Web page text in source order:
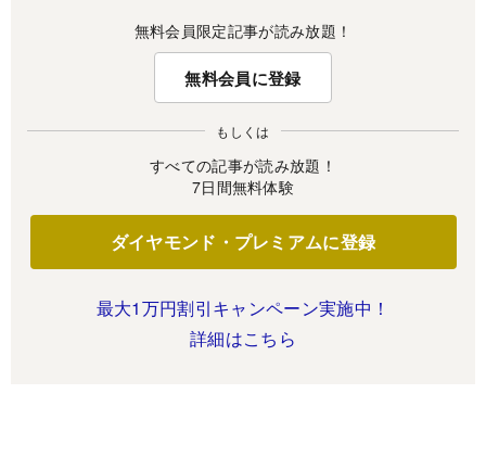
無料会員限定記事が読み放題！
無料会員に登録
もしくは
すべての記事が読み放題！
7日間無料体験
ダイヤモンド・プレミアムに登録
最大1万円割引キャンペーン実施中！
詳細はこちら